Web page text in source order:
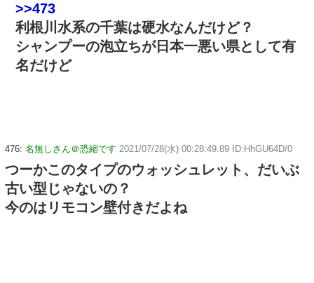
>>473
利根川水系の千葉は硬水なんだけど？
シャンプーの泡立ちが日本一悪い県として有
名だけど
476: 名無しさん＠恐縮です 2021/07/28(水) 00:28:49.89 ID:HhGU64D/0
つーかこのタイプのウォッシュレット、だいぶ
古い型じゃないの？
今のはリモコン壁付きだよね